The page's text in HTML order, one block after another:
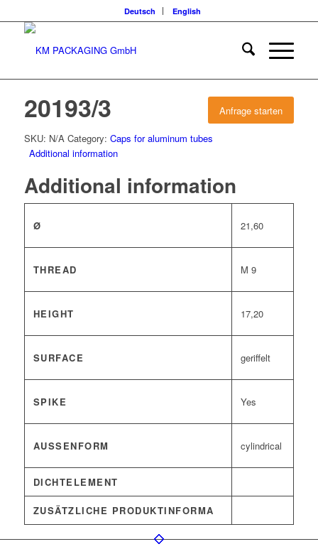
Deutsch English
Anfrage starten
20193/3
SKU: N/A Category: Caps for aluminum tubes
Additional information
Additional information
Ø 21,60
THREAD M 9
HEIGHT 17,20
SURFACE geriffelt
SPIKE Yes
AUSSENFORM cylindrical
DICHTELEMENT
ZUSÄTZLICHE PRODUKTINFORMA